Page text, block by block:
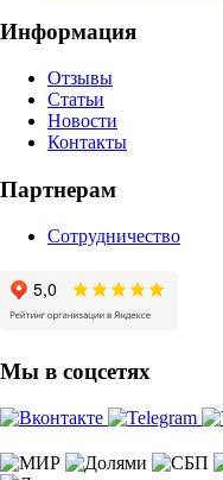
Информация
Отзывы
Статьи
Новости
Контакты
Партнерам
Сотрудничество
Мы в соцсетях